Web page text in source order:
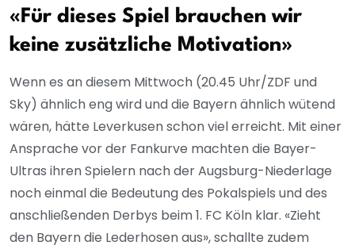
«Für dieses Spiel brauchen wir
keine zusätzliche Motivation»
Wenn es an diesem Mittwoch (20.45 Uhr/ZDF und
Sky) ähnlich eng wird und die Bayern ähnlich wütend
wären, hätte Leverkusen schon viel erreicht. Mit einer
Ansprache vor der Fankurve machten die Bayer-
Ultras ihren Spielern nach der Augsburg-Niederlage
noch einmal die Bedeutung des Pokalspiels und des
anschließenden Derbys beim 1. FC Köln klar. «Zieht
den Bayern die Lederhosen aus», schallte zudem